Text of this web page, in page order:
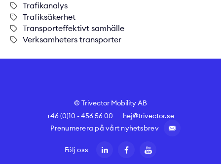
Trafikanalys
Trafiksäkerhet
Transporteffektivt samhälle
Verksamheters transporter
© Trivector Mobility AB
+46 (0)10 - 456 56 00
hej@trivector.se
Prenumerera på vårt nyhetsbrev
Följ oss